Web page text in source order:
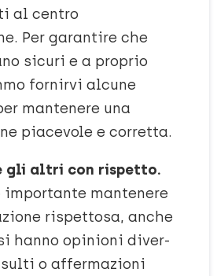
al centro
Per garantire che
sicuri e a proprio
fornirvi alcune
mantenere una
piacevole e corretta.
gli altri con rispetto.
importante mantenere
rispettosa, anche
hanno opinioni diver-
o affermazioni